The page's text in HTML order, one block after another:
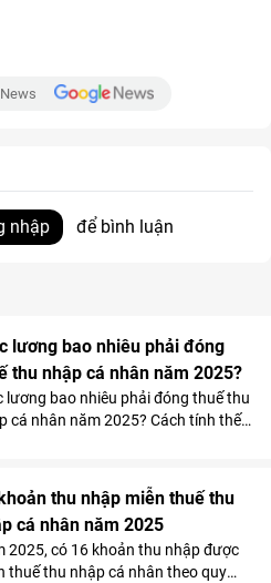
nhập để bình luận
lương bao nhiêu phải đóng
thu nhập cá nhân năm 2025?
lương bao nhiêu phải đóng thuế thu
cá nhân năm 2025? Cách tính thế
thu nhập miễn thuế thu
cá nhân năm 2025
2025, có 16 khoản thu nhập được
thuế thu nhập cá nhân theo quy